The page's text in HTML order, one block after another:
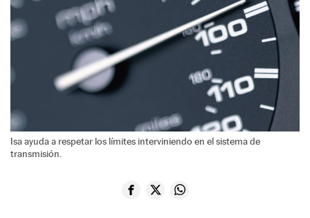
Isa ayuda a respetar los límites interviniendo en el sistema de
transmisión.